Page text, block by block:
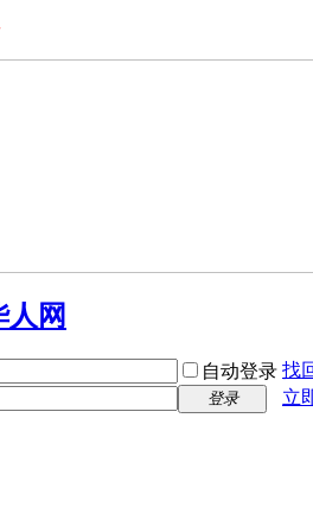
自动登录 找
登录
立